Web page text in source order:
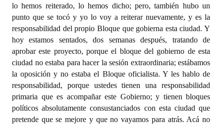
lo hemos reiterado, lo hemos dicho; pero, también hubo un
punto que se tocó y yo lo voy a reiterar nuevamente, y es la
responsabilidad del propio Bloque que gobierna esta ciudad. Y
hoy estamos sentados, dos semanas después, tratando de
aprobar este proyecto, porque el bloque del gobierno de esta
ciudad no estaba para hacer la sesión extraordinaria; estábamos
la oposición y no estaba el Bloque oficialista. Y les hablo de
responsabilidad, porque ustedes tienen una responsabilidad
primaria que es acompañar este Gobierno; y tienen bloques
políticos absolutamente consustanciados con esta ciudad que
pretende que se mejore y que no vayamos para atrás. Acá no